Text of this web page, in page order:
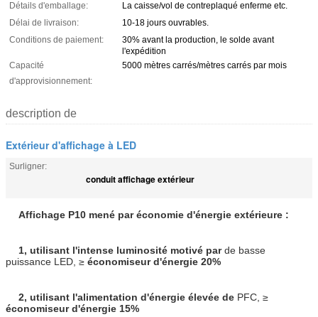
Détails d'emballage:
La caisse/vol de contreplaqué enferme etc.
Délai de livraison:
10-18 jours ouvrables.
Conditions de paiement:
30% avant la production, le solde avant
l'expédition
Capacité
d'approvisionnement:
5000 mètres carrés/mètres carrés par mois
description de
Extérieur d'affichage à LED
Surligner:
conduit affichage extérieur
Affichage P10 mené par économie d'énergie extérieure :
1, utilisant l'intense luminosité motivé parde basse
puissance LED, ≥ économiseur d'énergie 20%
2, utilisant l'alimentation d'énergie élevée de PFC , ≥
économiseur d'énergie 15%